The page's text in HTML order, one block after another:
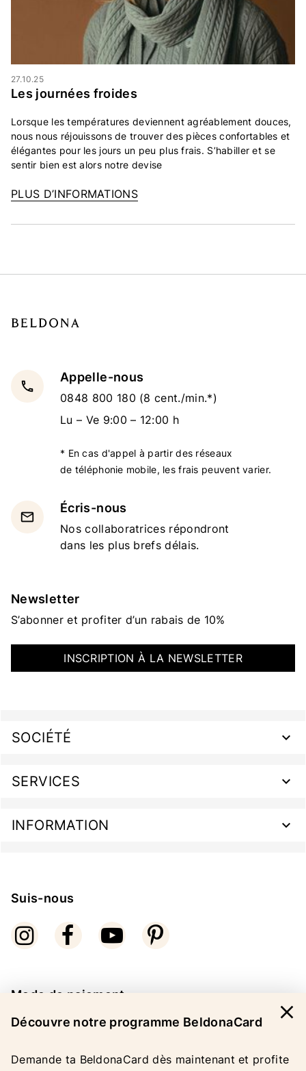
27.10.25
Les journées froides
Lorsque les températures deviennent agréablement douces,
nous nous réjouissons de trouver des pièces confortables et
élégantes pour les jours un peu plus frais. S’habiller et se
sentir bien est alors notre devise
PLUS D’INFORMATIONS
local_phone
Appelle-nous
0848 800 180 (8 cent./min.*)
Lu – Ve 9:00 – 12:00 h
* En cas d'appel à partir des réseaux
de téléphonie mobile, les frais peuvent varier.
email
Écris-nous
Nos collaboratrices répondront
dans les plus brefs délais.
Newsletter
S’abonner et profiter d’un rabais de 10%
INSCRIPTION À LA NEWSLETTER
SOCIÉTÉ
SERVICES
INFORMATION
Suis-nous
Mode de paiement
Découvre notre programme BeldonaCard
Demande ta BeldonaCard dès maintenant et profite
close